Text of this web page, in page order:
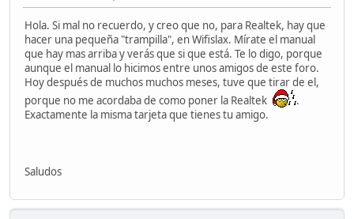
Hola. Si mal no recuerdo, y creo que no, para Realtek, hay que
hacer una pequeña "trampilla", en Wifislax. Mírate el manual
que hay mas arriba y verás que si que está. Te lo digo, porque
aunque el manual lo hicimos entre unos amigos de este foro.
Hoy después de muchos muchos meses, tuve que tirar de el,
porque no me acordaba de como poner la Realtek
.
Exactamente la misma tarjeta que tienes tu amigo.
Saludos